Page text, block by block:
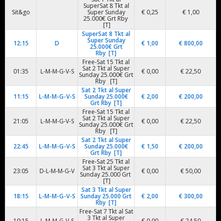
Sit&go
SuperSat 8 Tkt al
Super Sunday
25.000€ Grt Rby
[T]
€ 0,25 € 1,00
12:15 D
SuperSat 8 Tkt al
Super Sunday
25.000€ Grt
Rby [T]
€ 1,00 € 800,00
01:35 L-M-M-G-V-S
Free-Sat 15 Tkt al
Sat 2 Tkt al Super
Sunday 25.000€ Grt
Rby [T]
€ 0,00 € 22,50
11:15 L-M-M-G-V-S
Sat 2 Tkt al Super
Sunday 25.000€
Grt Rby [T]
€ 2,00 € 200,00
21:05 L-M-M-G-V-S
Free-Sat 15 Tkt al
Sat 2 Tkt al Super
Sunday 25.000€ Grt
Rby [T]
€ 0,00 € 22,50
22:45 L-M-M-G-V-S
Sat 2 Tkt al Super
Sunday 25.000€
Grt Rby [T]
€ 1,50 € 200,00
23:05 D-L-M-M-G-V
Free-Sat 25 Tkt al
Sat 3 Tkt al Super
Sunday 25.000 Grt
[T]
€ 0,00 € 50,00
18:15 L-M-M-G-V-S
Sat 3 Tkt al Super
Sunday 25.000 Grt
Rby [T]
€ 2,00 € 300,00
Free-Sat 7 Tkt al Sat
3 Tkt al Super